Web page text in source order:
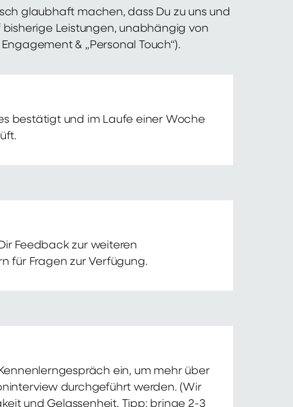
glaubhaft machen, dass Du zu uns und
Leistungen, unabhängig von
& „Personal Touch“).
bestätigt und im Laufe einer Woche
Feedback zur weiteren
für Fragen zur Verfügung.
ein, um mehr über
durchgeführt werden. (Wir
und Gelassenheit. Tipp: bringe 2-3